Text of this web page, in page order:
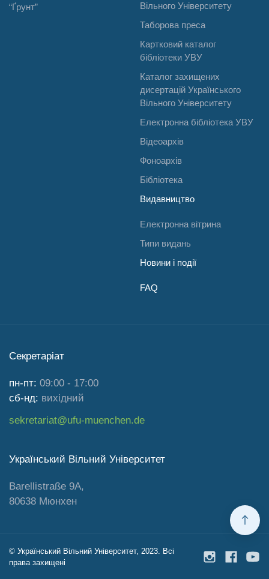
“Ґрунт”
Вільного Університету
Таборова преса
Картковий каталог
бібліотеки УВУ
Каталог захищених
дисертацій Українського
Вільного Університету
Електронна бібліотека УВУ
Відеоархів
Фоноархів
Бібліотека
Видавництво
Електронна вітрина
Типи видань
Новини і події
FAQ
Секретаріат
пн-пт: 09:00 - 17:00
сб-нд: вихідний
sekretariat@ufu-muenchen.de
Український Вільний Університет
Barellistraße 9A,
80638 Мюнхен
© Український Вільний Університет, 2023. Всі
права захищені